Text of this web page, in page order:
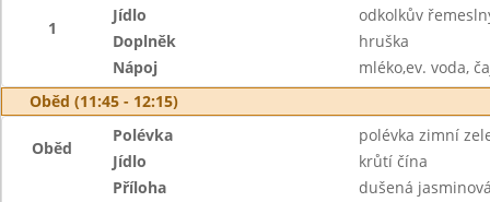
1
Jídlo
odkolkův
Doplněk
hruška
Nápoj
mléko,ev. voda,
Oběd (11:45 - 12:15)
Oběd
Polévka
polévka zimní
Jídlo
krůtí čína
Příloha
dušená